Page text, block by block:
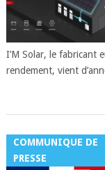
I’M Solar, le fabricant
rendement, vient
COMMUNIQUE DE
PRESSE